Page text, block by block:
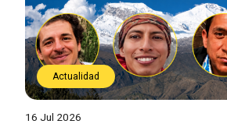
Actualidad
16 Jul 2026